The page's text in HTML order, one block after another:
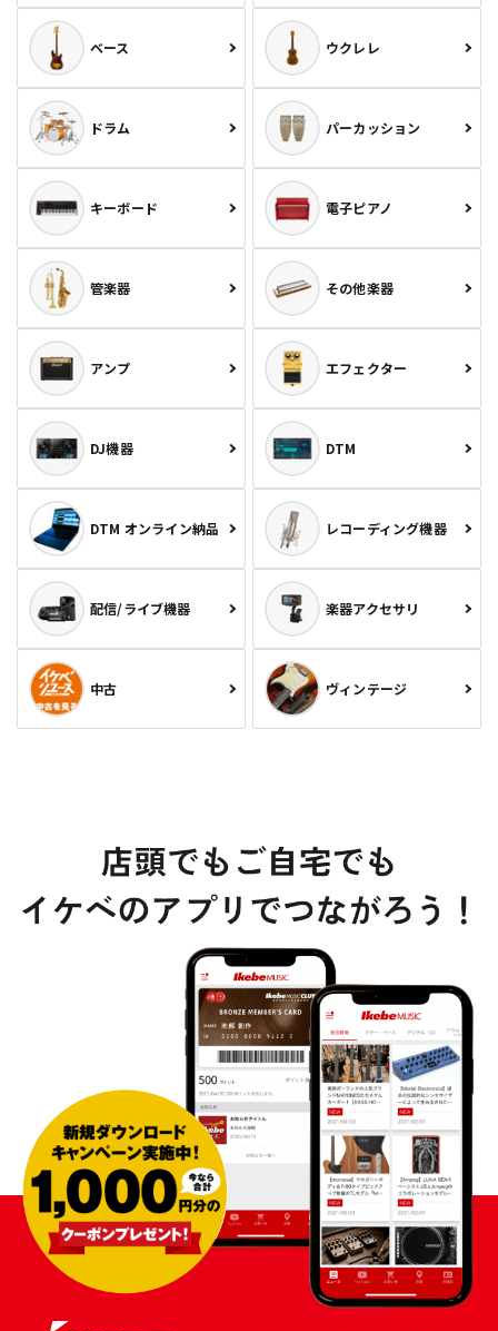
ベース ウクレレ
ドラム パーカッション
キーボード 電子ピアノ
管楽器 その他楽器
アンプ エフェクター
DJ機器 DTM
DTM オンライン納品 レコーディング機器
配信/ライブ機器 楽器アクセサリ
中古 ヴィンテージ